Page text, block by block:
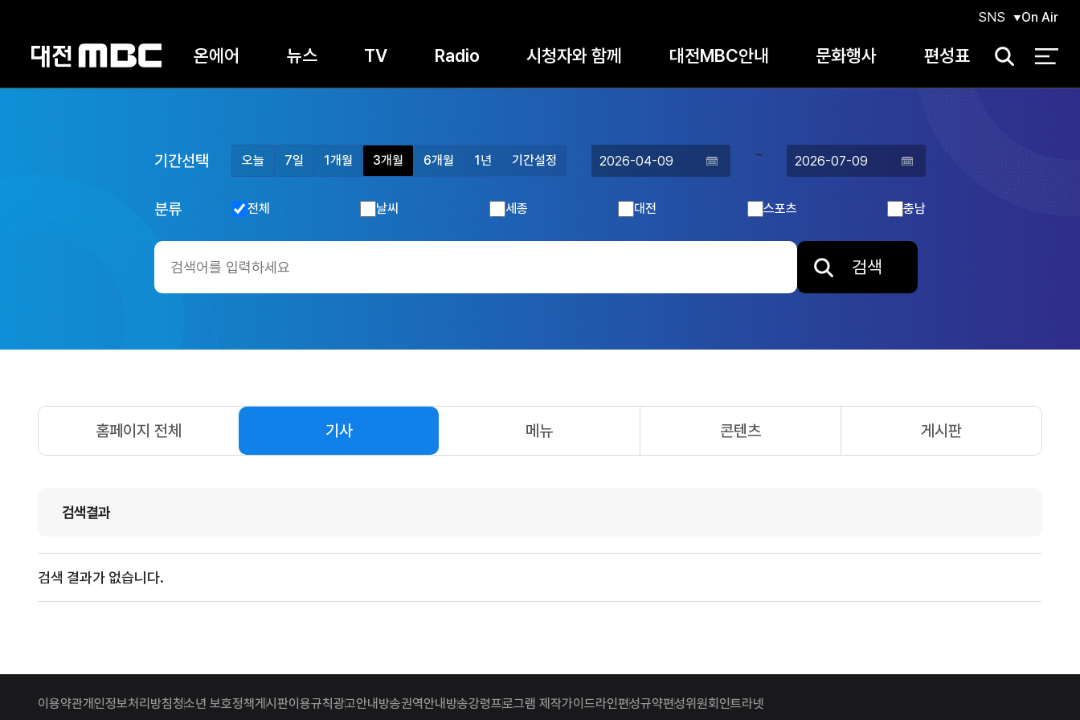
온에어 뉴스 TV Radio 시청자와 함께 대전MBC안내 문화행사 편성표
SNS On Air
검
기간선택 오늘 7일 1개월 3개월 6개월 1년 기간설정 ~
분류 전체 날씨 세종 대전 스포츠 충남
검색
홈페이지 전체 기사 메뉴 콘텐츠 게시판
검색결과
검색 결과가 없습니다.
이용약관개인정보처리방침청소년 보호정책게시판이용규칙광고안내 방송권역안내 방송강령프로그램 제작가이드라인편성규약편성위원회 인트라넷